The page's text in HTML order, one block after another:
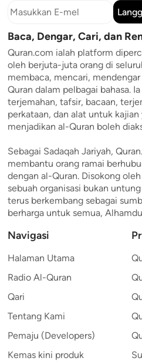
Baca, Dengar, Cari, dan
Quran.com ialah platform
oleh berjuta-juta orang di
membaca, mencari,
Quran dalam pelbagai bahasa.
terjemahan, tafsir, bacaan,
perkataan, dan alat untuk
menjadikan al-Quran boleh
Sebagai Sadaqah Jariyah,
membantu orang ramai
dengan al-Quran. Disokong oleh
sebuah organisasi bukan
terus berkembang sebagai
berharga untuk semua,
Navigasi
Halaman Utama
Radio Al-Quran
Qari
Tentang Kami
Pemaju (Developers)
Kemas kini produk